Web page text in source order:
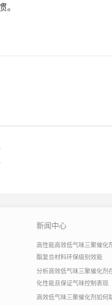
。
新闻中心
高性能高效低气味三聚催化
酯复合材料环保级别效能
分析高效低气味三聚催化剂
化性能且保证气味控制表现
高效低气味三聚催化剂如何